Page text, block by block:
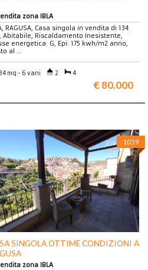
zona IBLA
RAGUSA, Casa singola in vendita di 134
Abitabile, Riscaldamento Inesistente,
energetica: G, Epi: 175 kwh/m2 anno,
al …
mq - 6 vani 2 4
€ 80.000
1059
SINGOLA OTTIME CONDIZIONI A
zona IBLA